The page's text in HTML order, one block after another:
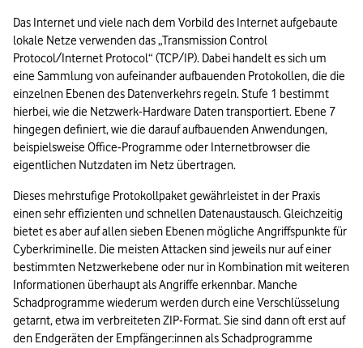
Das Internet und viele nach dem Vorbild des Internet aufgebaute
lokale Netze verwenden das „Transmission Control
Protocol/Internet Protocol“ (TCP/IP). Dabei handelt es sich um
eine Sammlung von aufeinander aufbauenden Protokollen, die die
einzelnen Ebenen des Datenverkehrs regeln. Stufe 1 bestimmt
hierbei, wie die Netzwerk-Hardware Daten transportiert. Ebene 7
hingegen definiert, wie die darauf aufbauenden Anwendungen,
beispielsweise Office-Programme oder Internetbrowser die
eigentlichen Nutzdaten im Netz übertragen.
Dieses mehrstufige Protokollpaket gewährleistet in der Praxis
einen sehr effizienten und schnellen Datenaustausch. Gleichzeitig
bietet es aber auf allen sieben Ebenen mögliche Angriffspunkte für
Cyberkriminelle. Die meisten Attacken sind jeweils nur auf einer
bestimmten Netzwerkebene oder nur in Kombination mit weiteren
Informationen überhaupt als Angriffe erkennbar. Manche
Schadprogramme wiederum werden durch eine Verschlüsselung
getarnt, etwa im verbreiteten ZIP-Format. Sie sind dann oft erst auf
den Endgeräten der Empfänger:innen als Schadprogramme